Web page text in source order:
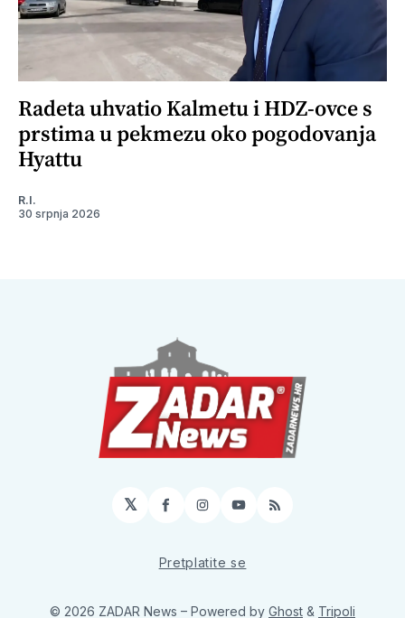
Radeta uhvatio Kalmetu i HDZ-ovce s
prstima u pekmezu oko pogodovanja
Hyattu
R.I.
30 srpnja 2026
𝕏 Facebook
Instagram
YouTube
RSS
Pretplatite se
© 2026 ZADAR News – Powered by Ghost & Tripoli